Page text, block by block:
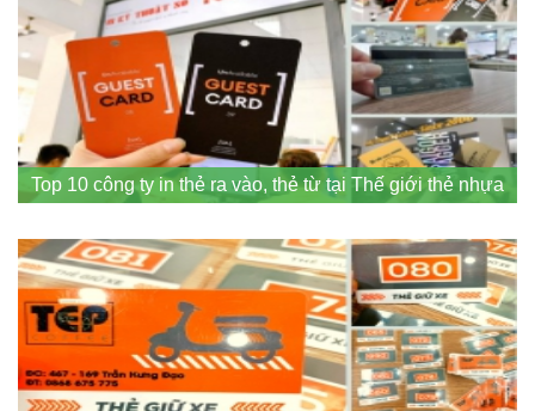
Top 10 công ty in thẻ ra vào, thẻ từ tại Thế giới thẻ nhựa